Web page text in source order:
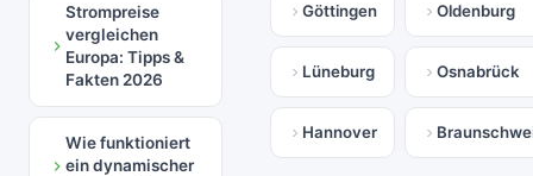
Strompreise
vergleichen
Europa: Tipps &
Fakten 2026
Wie funktioniert
ein dynamischer
Göttingen Oldenburg
Lüneburg Osnabrück
Hannover